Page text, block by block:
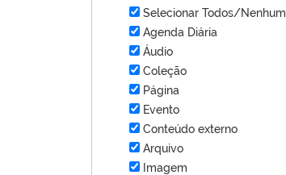
Selecionar Todos/Nenhum
Agenda Diária
Áudio
Coleção
Página
Evento
Conteúdo externo
Arquivo
Imagem